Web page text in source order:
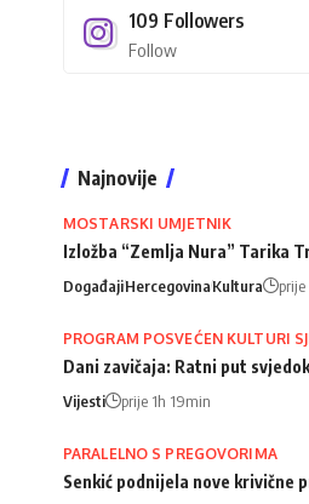
109 Followers
Follow
Najnovije
MOSTARSKI UMJETNIK
Izložba “Zemlja Nura” Tarika
DogađajiHercegovinaKultura prije
PROGRAM POSVEĆEN KULTURI
Dani zavičaja: Ratni put
Vijesti prije 1h 19min
PARALELNO S PREGOVORIMA
Senkić podnijela nove krivične